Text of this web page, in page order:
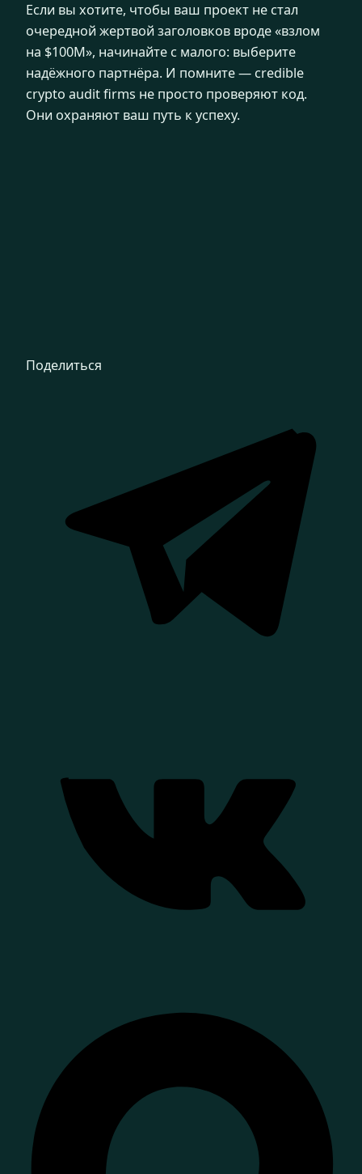
Если вы хотите, чтобы ваш проект не стал
очередной жертвой заголовков вроде «взлом
на $100M», начинайте с малого: выберите
надёжного партнёра. И помните — credible
crypto audit firms не просто проверяют код.
Они охраняют ваш путь к успеху.
Поделиться